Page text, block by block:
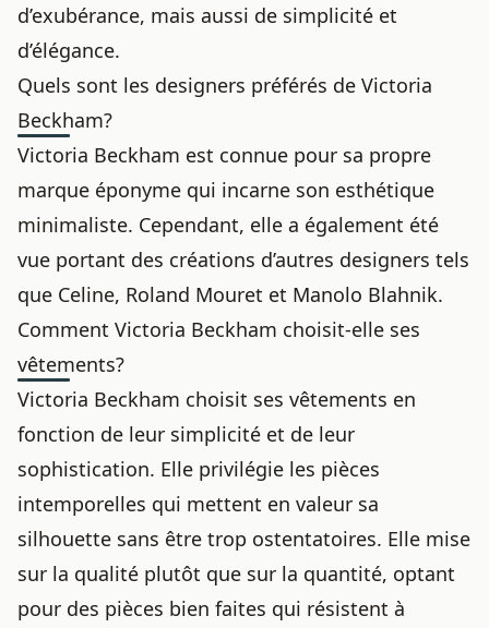
d’exubérance, mais aussi de simplicité et
d’élégance.
Quels sont les designers préférés de Victoria
Beckham?
Victoria Beckham est connue pour sa propre
marque éponyme qui incarne son esthétique
minimaliste. Cependant, elle a également été
vue portant des créations d’autres designers tels
que Celine, Roland Mouret et Manolo Blahnik.
Comment Victoria Beckham choisit-elle ses
vêtements?
Victoria Beckham choisit ses vêtements en
fonction de leur simplicité et de leur
sophistication. Elle privilégie les pièces
intemporelles qui mettent en valeur sa
silhouette sans être trop ostentatoires. Elle mise
sur la qualité plutôt que sur la quantité, optant
pour des pièces bien faites qui résistent à